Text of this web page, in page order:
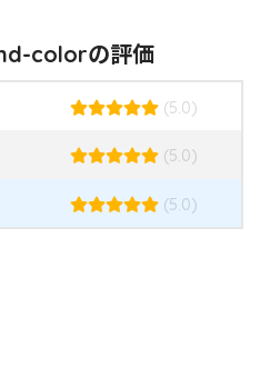
colorの評価
(5.0)
(5.0)
(5.0)